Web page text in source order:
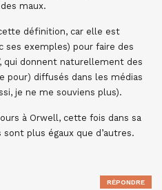
maux.
définition, car elle est
ses exemples) pour faire des
qui donnent naturellement des
pour) diffusés dans les médias
je ne me souviens plus).
à Orwell, cette fois dans sa
plus égaux que d’autres.
RÉPONDRE